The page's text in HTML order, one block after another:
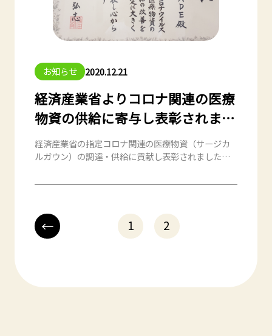
お知らせ 2020.12.21
経済産業省よりコロナ関連の医療
物資の供給に寄与し表彰されまし
た。
経済産業省の指定コロナ関連の医療物資（サージカ
ルガウン）の調達・供給に貢献し表彰されました。
となります。
← 1 2